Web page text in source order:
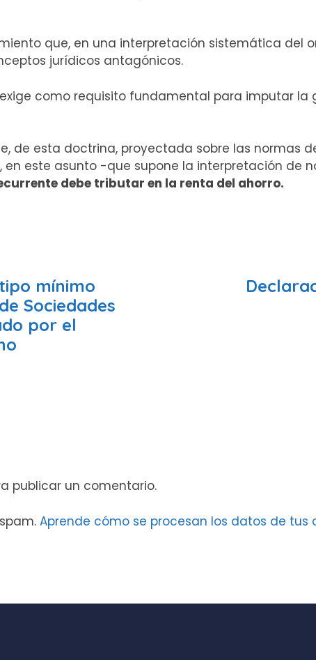
que, en una interpretación sistemática del
jurídicos antagónicos.
exige como requisito fundamental para imputar
de esta doctrina, proyectada sobre las normas
en este asunto -que supone la interpretación de
debe tributar en la renta del ahorro.
mínimo
Sociedades
por el
publicar un comentario.
Aprende cómo se procesan los datos de tus